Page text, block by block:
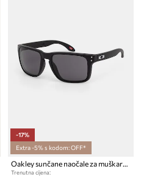
-17%
Extra -5% s kodom: OFF*
Oakley sunčane naočale za muškarce
Trenutna cijena: